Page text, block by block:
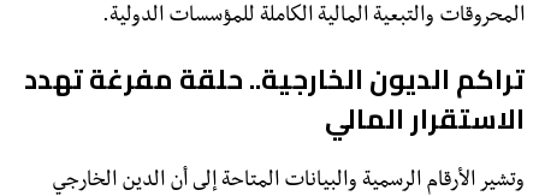
المحروقات والتبعية المالية الكاملة للمؤسسات الدولية.
تراكم الديون الخارجية.. حلقة مفرغة تهدد
الاستقرار المالي
​وتشير الأرقام الرسمية والبيانات المتاحة إلى أن الدين الخارجي